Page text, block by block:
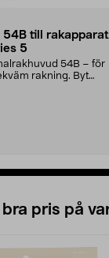
54B till rakapparat
5
54B – för
rakning. Byt
pris på